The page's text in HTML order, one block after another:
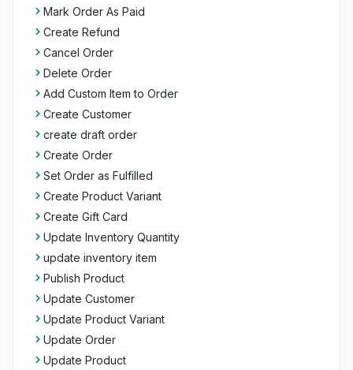
Mark Order As Paid
Create Refund
Cancel Order
Delete Order
Add Custom Item to Order
Create Customer
create draft order
Create Order
Set Order as Fulfilled
Create Product Variant
Create Gift Card
Update Inventory Quantity
update inventory item
Publish Product
Update Customer
Update Product Variant
Update Order
Update Product